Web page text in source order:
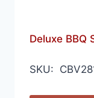
Deluxe BBQ
SKU: